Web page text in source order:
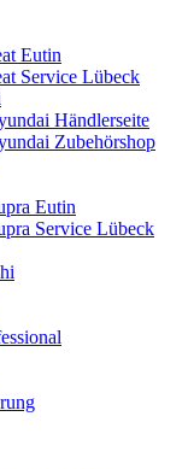
Eutin
Service Lübeck
Händlerseite
Zubehörshop
Eutin
Service Lübeck